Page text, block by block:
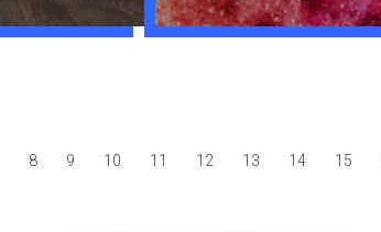
8 9 10 11 12 13 14 15